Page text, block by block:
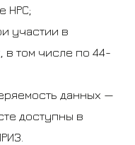
НРС;
участии в
в том числе по 44-
данных —
доступны в